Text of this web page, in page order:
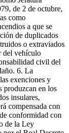
de 2 de octubre,
como
a que se
de duplicados
o extraviados
del vehículo
civil del
6. La
exenciones y
produzcan en los
insulares,
compensada con
conformidad con
de la Ley